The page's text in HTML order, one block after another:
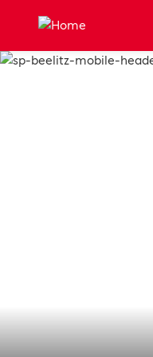
Zum Hauptinhalt springen